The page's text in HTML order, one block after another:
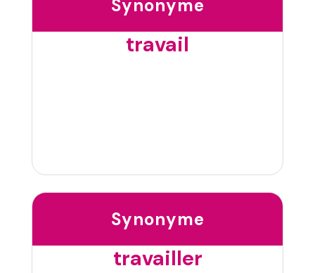
Synonyme
travail
Synonyme
travailler